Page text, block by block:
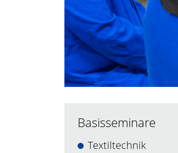
Basisseminare
Textiltechnik